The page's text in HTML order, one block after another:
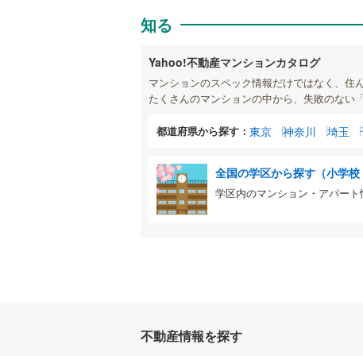
知る
Yahoo!不動産マンションカタログ
マンションのスペック情報だけではなく、住
たくさんのマンションの中から、失敗のない
都道府県から探す： 東京 神奈川 埼玉
全国の学区から探す（小学校
学区内のマンション・アパート
不動産情報を探す